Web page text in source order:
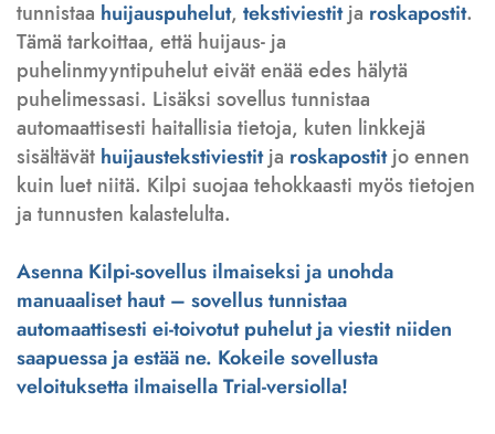
tunnistaa huijauspuhelut, tekstiviestitja roskapostit.
Tämä tarkoittaa, että huijaus- ja
puhelinmyyntipuhelut eivät enää edes hälytä
puhelimessasi. Lisäksi sovellus tunnistaa
automaattisesti haitallisia tietoja, kuten linkkejä
sisältävät huijaustekstiviestitja roskapostitjo ennen
kuin luet niitä. Kilpi suojaa tehokkaasti myös tietojen
ja tunnusten kalastelulta.
Asenna Kilpi-sovellus ilmaiseksi ja unohda
manuaaliset haut – sovellus tunnistaa
automaattisesti ei-toivotut puhelut ja viestit niiden
saapuessa ja estää ne. Kokeile sovellusta
veloituksetta ilmaisella Trial-versiolla!